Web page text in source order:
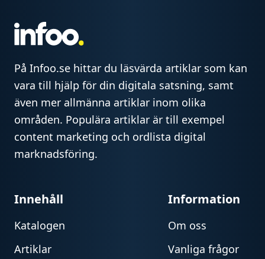
På Infoo.se hittar du läsvärda artiklar som kan
vara till hjälp för din digitala satsning, samt
även mer allmänna artiklar inom olika
områden. Populära artiklar är till exempel
content marketing och ordlista digital
marknadsföring.
Innehåll
Katalogen
Artiklar
Information
Om oss
Vanliga frågor